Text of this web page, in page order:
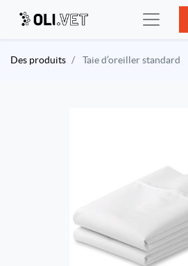
Des produits Taie d’oreiller standard